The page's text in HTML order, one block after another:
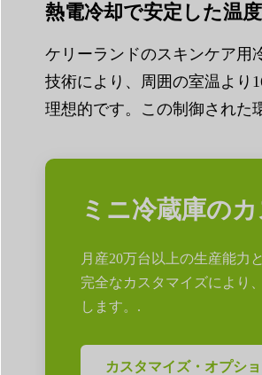
熱電冷却で安定した温
ケリーランドのスキンケア用
技術により、周囲の室温よ
理想的です。この制御された
ミニ冷蔵庫の
月産20万台以上の生産能力
完全なカスタマイズにより
します。.
カスタマイズ・オプシ